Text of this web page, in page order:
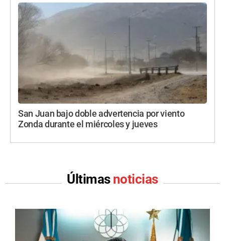
San Juan bajo doble advertencia por viento
Zonda durante el miércoles y jueves
Últimas noticias